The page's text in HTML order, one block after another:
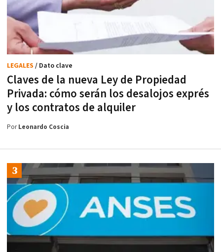
Claves de la nueva Ley de Propiedad
Privada: cómo serán los desalojos exprés
y los contratos de alquiler
LEGALES / Dato clave
PorLeonardo Coscia